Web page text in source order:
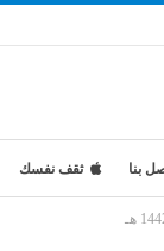
بنا ثقف نفسك